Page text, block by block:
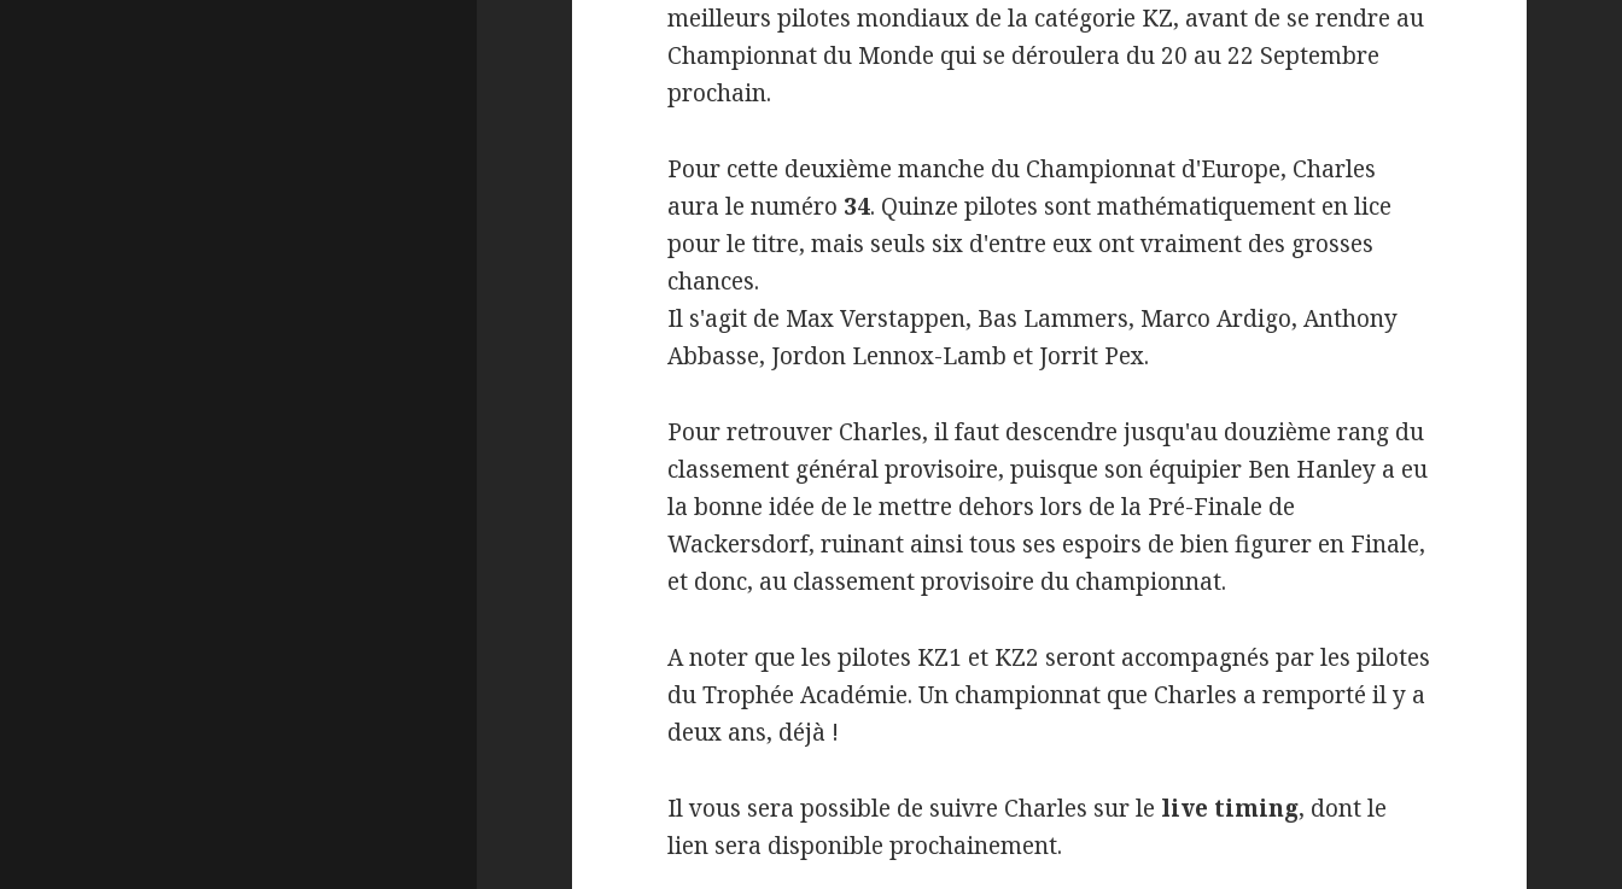
meilleurs pilotes mondiaux de la catégorie KZ, avant de se rendre au
Championnat du Monde qui se déroulera du 20 au 22 Septembre
prochain.
Pour cette deuxième manche du Championnat d'Europe, Charles
aura le numéro 34. Quinze pilotes sont mathématiquement en lice
pour le titre, mais seuls six d'entre eux ont vraiment des grosses
chances.
Il s'agit de Max Verstappen, Bas Lammers, Marco Ardigo, Anthony
Abbasse, Jordon Lennox-Lamb et Jorrit Pex.
Pour retrouver Charles, il faut descendre jusqu'au douzième rang du
classement général provisoire, puisque son équipier Ben Hanley a eu
la bonne idée de le mettre dehors lors de la Pré-Finale de
Wackersdorf, ruinant ainsi tous ses espoirs de bien figurer en Finale,
et donc, au classement provisoire du championnat.
A noter que les pilotes KZ1 et KZ2 seront accompagnés par les pilotes
du Trophée Académie. Un championnat que Charles a remporté il y a
deux ans, déjà !
Il vous sera possible de suivre Charles sur le live timing, dont le
lien sera disponible prochainement.